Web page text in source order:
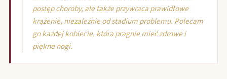
postęp choroby, ale także przywraca prawidłowe
krążenie, niezależnie od stadium problemu. Polecam
go każdej kobiecie, która pragnie mieć zdrowe i
piękne nogi.